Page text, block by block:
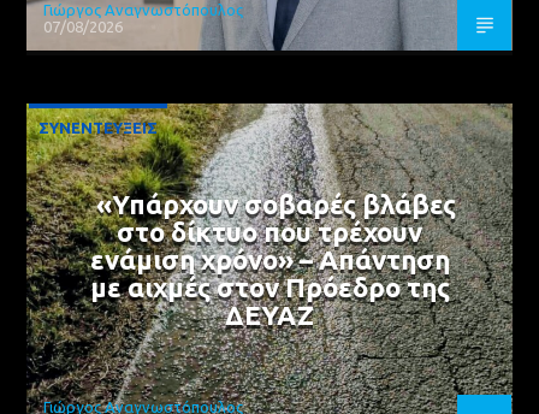
Γιώργος Αναγνωστόπουλος
07/08/2026
ΣΥΝΕΝΤΕΥΞΕΙΣ
«Υπάρχουν σοβαρές βλάβες
στο δίκτυο που τρέχουν
ενάμιση χρόνο» – Απάντηση
με αιχμές στον Πρόεδρο της
ΔΕΥΑΖ
Γιώργος Αναγνωστόπουλος